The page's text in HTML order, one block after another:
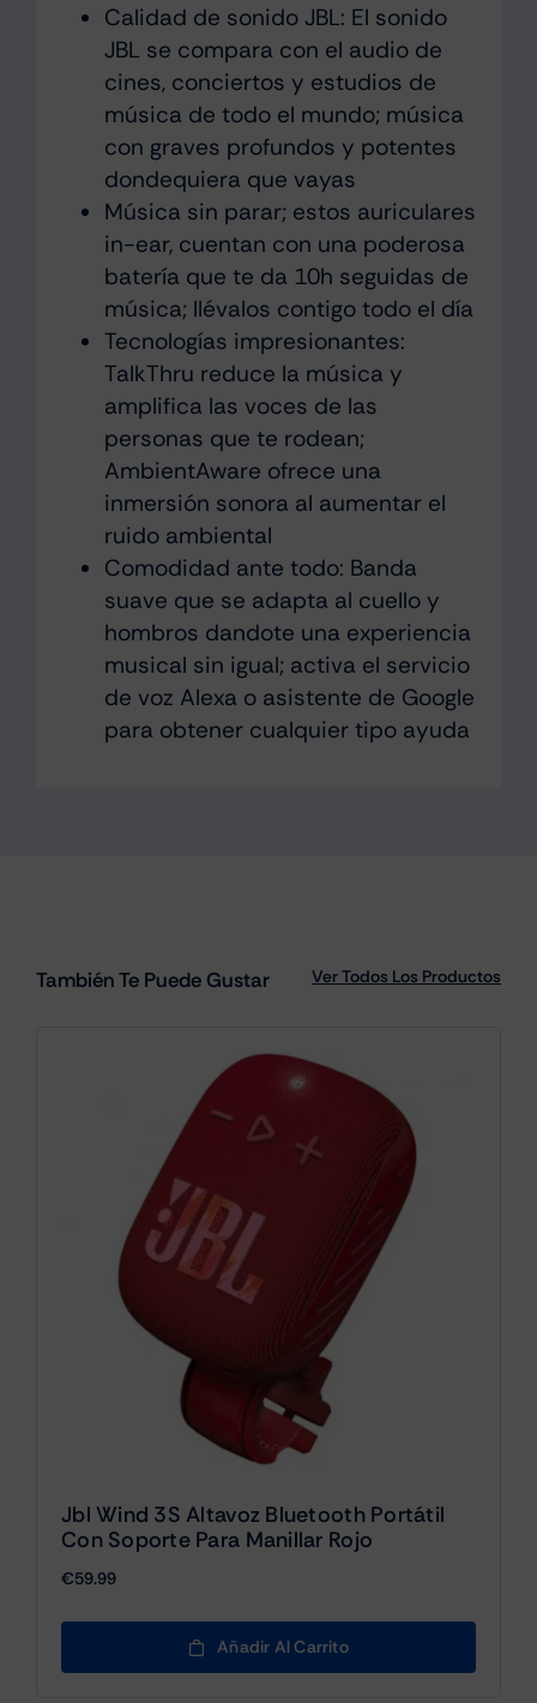
Calidad de sonido JBL: El sonido
JBL se compara con el audio de
cines, conciertos y estudios de
música de todo el mundo; música
con graves profundos y potentes
dondequiera que vayas
Música sin parar; estos auriculares
in-ear, cuentan con una poderosa
batería que te da 10h seguidas de
música; llévalos contigo todo el día
Tecnologías impresionantes:
TalkThru reduce la música y
amplifica las voces de las
personas que te rodean;
AmbientAware ofrece una
inmersión sonora al aumentar el
ruido ambiental
Comodidad ante todo: Banda
suave que se adapta al cuello y
hombros dandote una experiencia
musical sin igual; activa el servicio
de voz Alexa o asistente de Google
para obtener cualquier tipo ayuda
También Te Puede Gustar Ver Todos Los Productos
Jbl Wind 3S Altavoz Bluetooth Portátil
Con Soporte Para Manillar Rojo
€59.99
Añadir Al Carrito